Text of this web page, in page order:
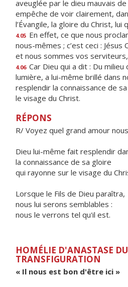
aveuglée par le dieu mauvais
empêche de voir clairement,
l’Évangile, la gloire du Christ, lui
4.05 En effet, ce que nous
nous-mêmes ; c’est ceci : Jésus
et nous sommes vos serviteurs,
4.06 Car Dieu qui a dit : Du
lumière, a lui-même brillé dans
resplendir la connaissance de
le visage du Christ.
RÉPONS
R/ Voyez quel grand amour
Dieu lui-même fait resplendir
la connaissance de sa gloire
qui rayonne sur le visage du
Lorsque le Fils de Dieu paraîtra,
nous lui serons semblables :
nous le verrons tel qu'il est.
HOMÉLIE D'ANASTASE
TRANSFIGURATION
« Il nous est bon d'être ici »